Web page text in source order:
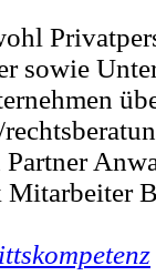
sowie
Partner